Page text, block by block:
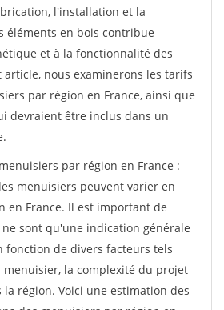
l'installation et la
éléments en bois contribue
et à la fonctionnalité des
article, nous examinerons les tarifs
par région en France, ainsi que
devraient être inclus dans un
par région en France :
menuisiers peuvent varier en
en France. Il est important de
sont qu'une indication générale
fonction de divers facteurs tels
la complexité du projet
région. Voici une estimation des